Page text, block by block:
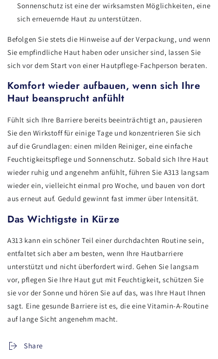
Sonnenschutz ist eine der wirksamsten Möglichkeiten, eine
sich erneuernde Haut zu unterstützen.
Befolgen Sie stets die Hinweise auf der Verpackung, und wenn
Sie empfindliche Haut haben oder unsicher sind, lassen Sie
sich vor dem Start von einer Hautpflege-Fachperson beraten.
Komfort wieder aufbauen, wenn sich Ihre
Haut beansprucht anfühlt
Fühlt sich Ihre Barriere bereits beeinträchtigt an, pausieren
Sie den Wirkstoff für einige Tage und konzentrieren Sie sich
auf die Grundlagen: einen milden Reiniger, eine einfache
Feuchtigkeitspflege und Sonnenschutz. Sobald sich Ihre Haut
wieder ruhig und angenehm anfühlt, führen Sie A313 langsam
wieder ein, vielleicht einmal pro Woche, und bauen von dort
aus erneut auf. Geduld gewinnt fast immer über Intensität.
Das Wichtigste in Kürze
A313 kann ein schöner Teil einer durchdachten Routine sein,
entfaltet sich aber am besten, wenn Ihre Hautbarriere
unterstützt und nicht überfordert wird. Gehen Sie langsam
vor, pflegen Sie Ihre Haut gut mit Feuchtigkeit, schützen Sie
sie vor der Sonne und hören Sie auf das, was Ihre Haut Ihnen
sagt. Eine gesunde Barriere ist es, die eine Vitamin-A-Routine
auf lange Sicht angenehm macht.
Share